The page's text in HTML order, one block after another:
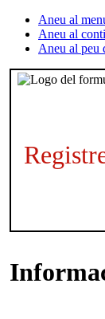
Aneu al
Aneu al
Aneu al peu